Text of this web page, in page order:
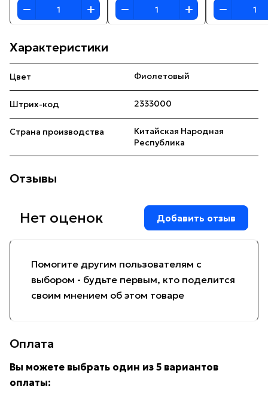
Характеристики
Цвет Фиолетовый
Штрих-код 2333000
Страна производства
Китайская Народная
Республика
Отзывы
Помогите другим пользователям с
выбором - будьте первым, кто поделится
своим мнением об этом товаре
Нет оценок Добавить отзыв
Оплата
Вы можете выбрать один из 5 вариантов
оплаты: